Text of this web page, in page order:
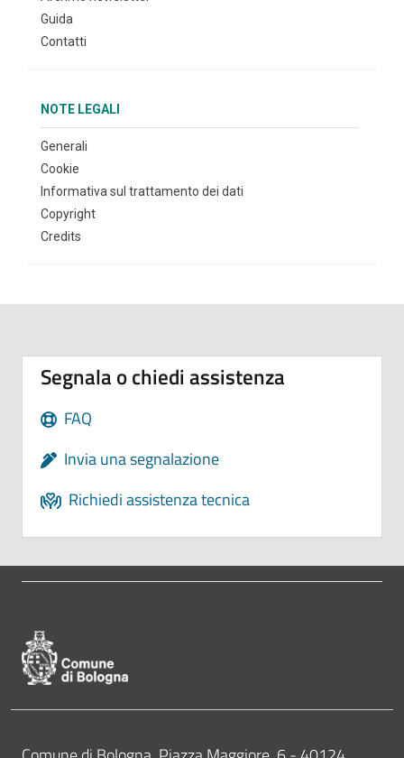
Guida
Contatti
NOTE LEGALI
Generali
Cookie
Informativa sul trattamento dei dati
Copyright
Credits
Segnala o chiedi assistenza
FAQ
Invia una segnalazione
Richiedi assistenza tecnica
Contatti